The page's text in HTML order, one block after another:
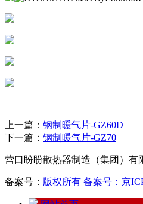
上一篇： 钢制暖气片-GZ60D
下一篇： 钢制暖气片-GZ70
营口盼盼散热器制造（集团）有
备案号： 版权所有 备案号：京